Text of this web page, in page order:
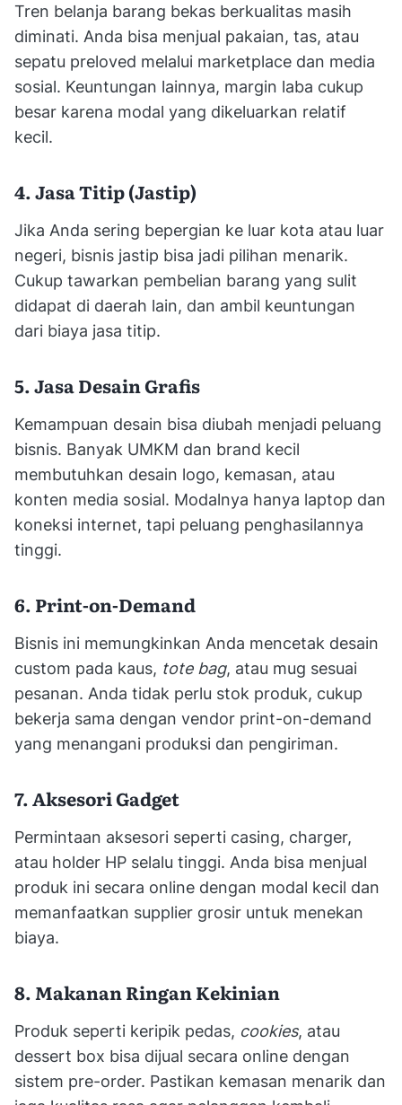
Tren belanja barang bekas berkualitas masih
diminati. Anda bisa menjual pakaian, tas, atau
sepatu preloved melalui marketplace dan media
sosial. Keuntungan lainnya, margin laba cukup
besar karena modal yang dikeluarkan relatif
kecil.
4. Jasa Titip (Jastip)
Jika Anda sering bepergian ke luar kota atau luar
negeri, bisnis jastip bisa jadi pilihan menarik.
Cukup tawarkan pembelian barang yang sulit
didapat di daerah lain, dan ambil keuntungan
dari biaya jasa titip.
5. Jasa Desain Grafis
Kemampuan desain bisa diubah menjadi peluang
bisnis. Banyak UMKM dan brand kecil
membutuhkan desain logo, kemasan, atau
konten media sosial. Modalnya hanya laptop dan
koneksi internet, tapi peluang penghasilannya
tinggi.
6. Print-on-Demand
Bisnis ini memungkinkan Anda mencetak desain
custom pada kaus, tote bag, atau mug sesuai
pesanan. Anda tidak perlu stok produk, cukup
bekerja sama dengan vendor print-on-demand
yang menangani produksi dan pengiriman.
7. Aksesori Gadget
Permintaan aksesori seperti casing, charger,
atau holder HP selalu tinggi. Anda bisa menjual
produk ini secara online dengan modal kecil dan
memanfaatkan supplier grosir untuk menekan
biaya.
8. Makanan Ringan Kekinian
Produk seperti keripik pedas, cookies, atau
dessert box bisa dijual secara online dengan
sistem pre-order. Pastikan kemasan menarik dan